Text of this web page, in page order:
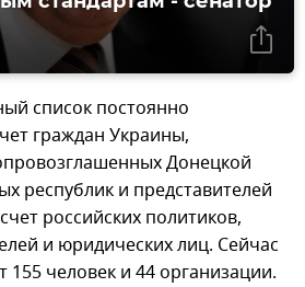
список постоянно
граждан Украины,
Донецкой
республик и представителей
российских политиков,
и юридических лиц. Сейчас
155 человек и 44 организации.